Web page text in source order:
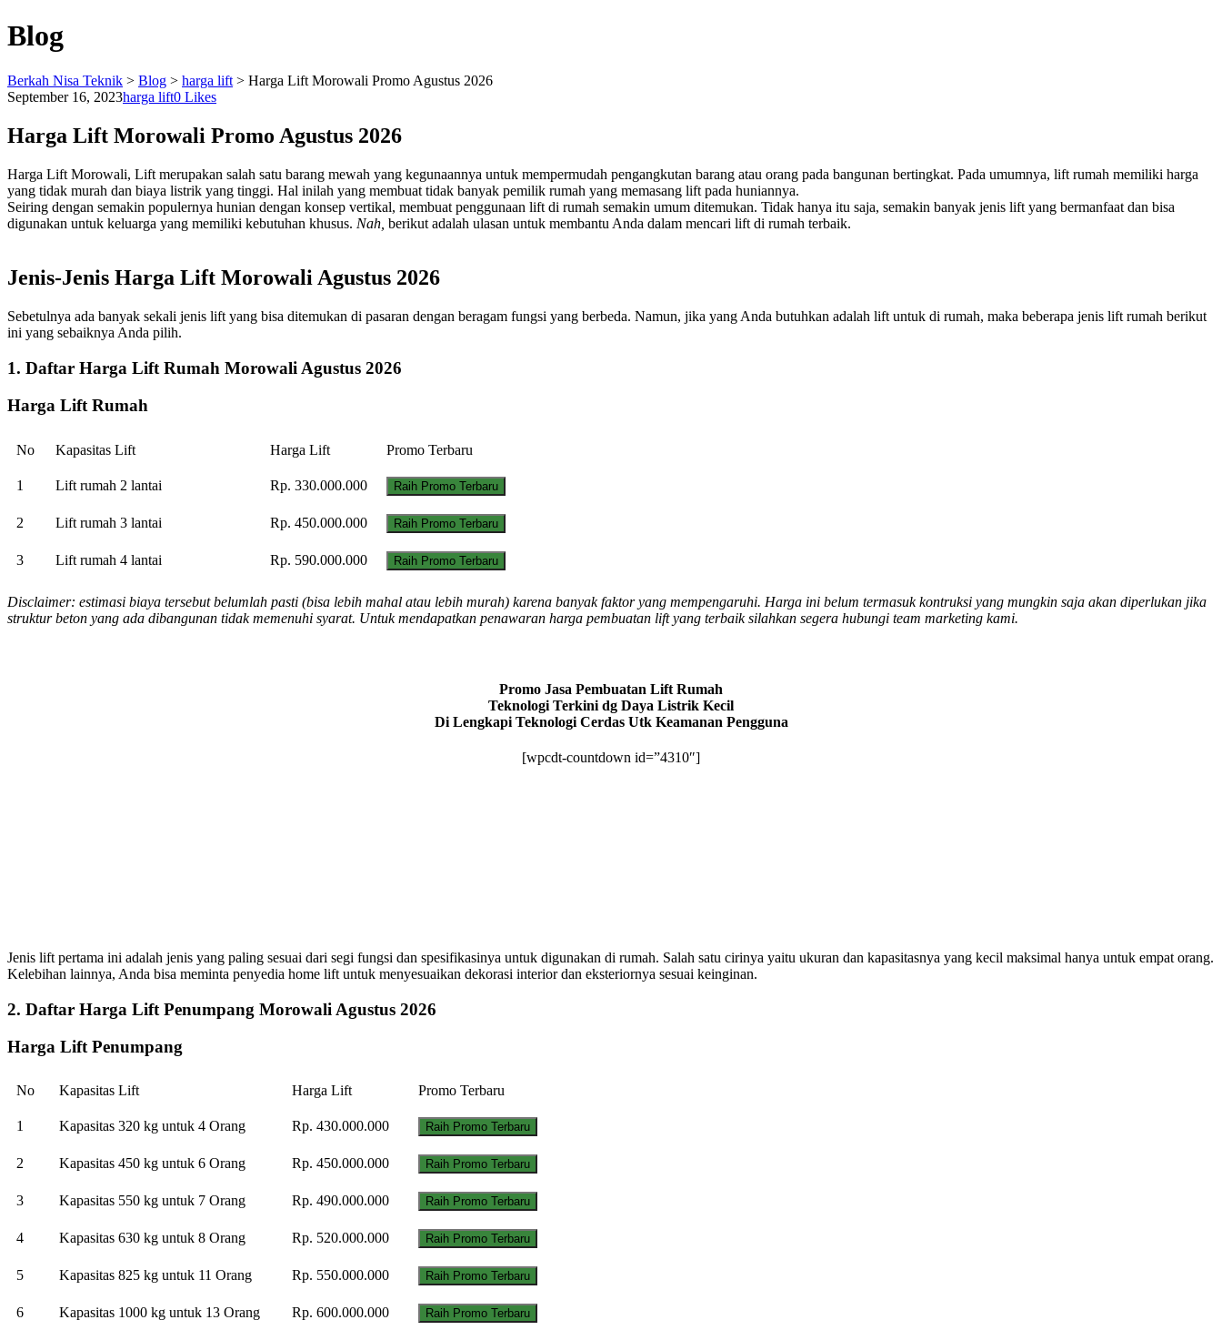
Blog
Berkah Nisa Teknik > Blog > harga lift > Harga Lift Morowali Promo Agustus 2026
September 16, 2023harga lift0 Likes
Harga Lift Morowali Promo Agustus 2026
Harga Lift Morowali, Lift merupakan salah satu barang mewah yang kegunaannya untuk mempermudah pengangkutan barang atau orang pada bangunan bertingkat. Pada umumnya, lift rumah memiliki harga
yang tidak murah dan biaya listrik yang tinggi. Hal inilah yang membuat tidak banyak pemilik rumah yang memasang lift pada huniannya.
Seiring dengan semakin populernya hunian dengan konsep vertikal, membuat penggunaan lift di rumah semakin umum ditemukan. Tidak hanya itu saja, semakin banyak jenis lift yang bermanfaat dan bisa
digunakan untuk keluarga yang memiliki kebutuhan khusus. Nah, berikut adalah ulasan untuk membantu Anda dalam mencari lift di rumah terbaik.
Jenis-Jenis Harga Lift Morowali Agustus 2026
Sebetulnya ada banyak sekali jenis lift yang bisa ditemukan di pasaran dengan beragam fungsi yang berbeda. Namun, jika yang Anda butuhkan adalah lift untuk di rumah, maka beberapa jenis lift rumah berikut
ini yang sebaiknya Anda pilih.
1. Daftar Harga Lift Rumah Morowali Agustus 2026
Harga Lift Rumah
No Kapasitas Lift Harga Lift Promo Terbaru
1 Lift rumah 2 lantai Rp. 330.000.000 Raih Promo Terbaru
2 Lift rumah 3 lantai Rp. 450.000.000 Raih Promo Terbaru
3 Lift rumah 4 lantai Rp. 590.000.000 Raih Promo Terbaru
Disclaimer: estimasi biaya tersebut belumlah pasti (bisa lebih mahal atau lebih murah) karena banyak faktor yang mempengaruhi. Harga ini belum termasuk kontruksi yang mungkin saja akan diperlukan jika
struktur beton yang ada dibangunan tidak memenuhi syarat. Untuk mendapatkan penawaran harga pembuatan lift yang terbaik silahkan segera hubungi team marketing kami.
Promo Jasa Pembuatan Lift Rumah
Teknologi Terkini dg Daya Listrik Kecil
Di Lengkapi Teknologi Cerdas Utk Keamanan Pengguna
[wpcdt-countdown id=”4310″]
Jenis lift pertama ini adalah jenis yang paling sesuai dari segi fungsi dan spesifikasinya untuk digunakan di rumah. Salah satu cirinya yaitu ukuran dan kapasitasnya yang kecil maksimal hanya untuk empat orang.
Kelebihan lainnya, Anda bisa meminta penyedia home lift untuk menyesuaikan dekorasi interior dan eksteriornya sesuai keinginan.
2. Daftar Harga Lift Penumpang Morowali Agustus 2026
Harga Lift Penumpang
No Kapasitas Lift Harga Lift Promo Terbaru
1 Kapasitas 320 kg untuk 4 Orang Rp. 430.000.000 Raih Promo Terbaru
2 Kapasitas 450 kg untuk 6 Orang Rp. 450.000.000 Raih Promo Terbaru
3 Kapasitas 550 kg untuk 7 Orang Rp. 490.000.000 Raih Promo Terbaru
4 Kapasitas 630 kg untuk 8 Orang Rp. 520.000.000 Raih Promo Terbaru
5 Kapasitas 825 kg untuk 11 Orang Rp. 550.000.000 Raih Promo Terbaru
6 Kapasitas 1000 kg untuk 13 Orang Rp. 600.000.000 Raih Promo Terbaru